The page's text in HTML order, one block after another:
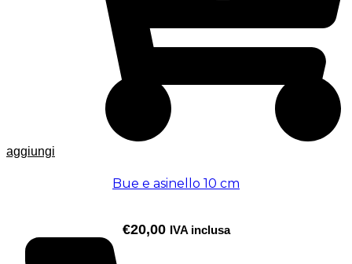
aggiungi
Bue e asinello 10 cm
€20,00 IVA inclusa